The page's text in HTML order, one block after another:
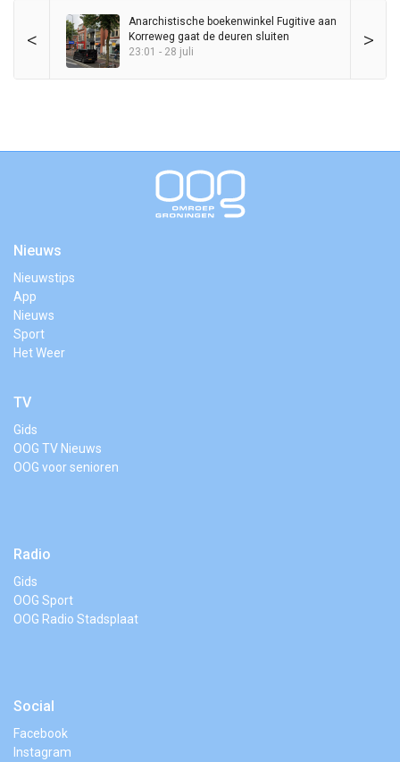
< >
Anarchistische boekenwinkel Fugitive aan
Korreweg gaat de deuren sluiten
23:01 - 28 juli
Nieuws
Nieuwstips
App
Nieuws
Sport
Het Weer
TV
Gids
OOG TV Nieuws
OOG voor senioren
Radio
Gids
OOG Sport
OOG Radio Stadsplaat
Social
Facebook
Instagram